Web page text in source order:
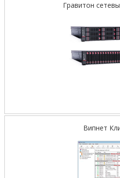
Гравитон
Випнет